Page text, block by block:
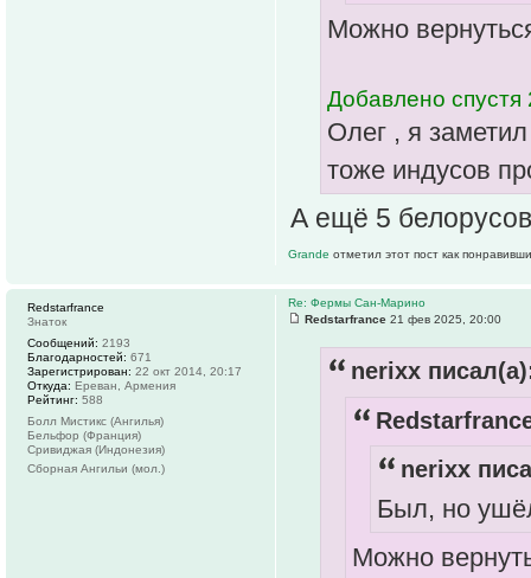
Можно
Добавлено
Олег , я
тоже индусов
А ещё 5
Grande отметил этот пост как
Re: Фермы Сан-Марино
Redstarfrance 21 фев 2025, 20:00
nerixx
nerixx
Был, но
Можно
Redstarfrance
Знаток
Сообщений: 2193
Благодарностей: 671
Зарегистрирован: 22 окт 2014, 20:17
Откуда: Ереван, Армения
Рейтинг: 588
Болл Мистикс (Ангилья)
Бельфор (Франция)
Сривиджая (Индонезия)
Сборная Ангильи (мол.)